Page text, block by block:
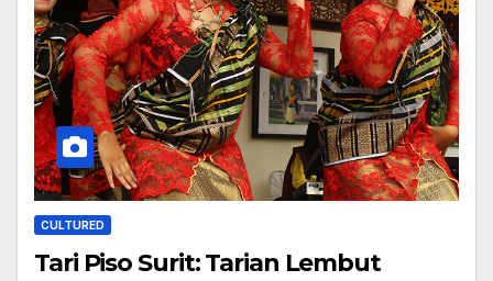
CULTURED
Tari Piso Surit: Tarian Lembut